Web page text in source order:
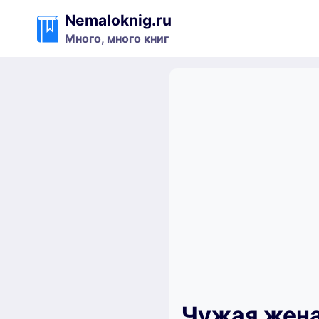
содержимому
Nemaloknig.ru
Много, много книг